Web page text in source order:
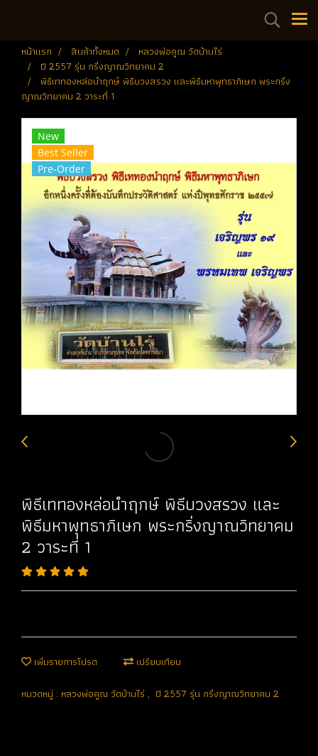
หน้าแรก สินค้าทั้งหมด
หลวงพ่อคูณ วัดบ้านไร่
ปี 2557 รุ่น กริ่งญาณวิทยาคม 2
พิธีเททองหล่อนำฤกษ์ พิธีบวงสรวง และพิธีมหาพุทธาภิเษก พระกริ่ง
ญาณวิทยาคม 2 วาระที่ 1
New
Best Seller
Pre-Order
พิธีเททองหล่อนำฤกษ์ พิธีบวงสรวง และ
พิธีมหาพุทธาภิเษก พระกริ่งญาณวิทยาคม
2 วาระที่ 1
เพิ่มรายการโปรด เปรียบเทียบ
หมวดหมู่ : หลวงพ่อคูณ วัดบ้านไร่ , ปี 2557 รุ่น กริ่งญาณวิทยาคม 2